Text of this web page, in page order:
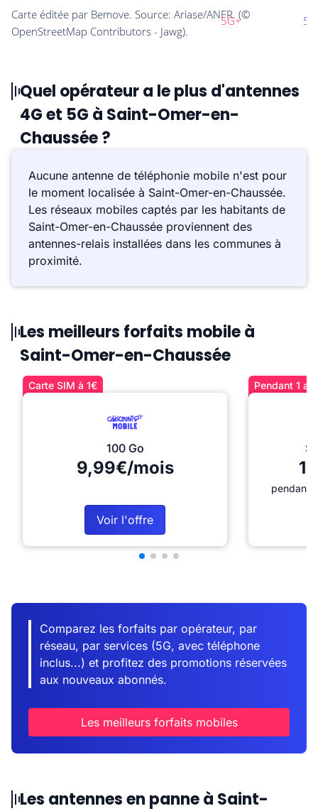
Quel opérateur a le plus d'antennes
4G et 5G à Saint-Omer-en-
Chaussée ?
Aucune antenne de téléphonie mobile n'est pour
le moment localisée à Saint-Omer-en-Chaussée.
Les réseaux mobiles captés par les habitants de
Saint-Omer-en-Chaussée proviennent des
antennes-relais installées dans les communes à
proximité.
Les meilleurs forfaits mobile à
Saint-Omer-en-Chaussée
Carte SIM à 1€
100 Go
9,99€/mois
Voir l'offre
Pendant 1
pendant
Comparez les forfaits par opérateur, par
réseau, par services (5G, avec téléphone
inclus...) et profitez des promotions réservées
aux nouveaux abonnés.
Les meilleurs forfaits mobiles
Les antennes en panne à Saint-